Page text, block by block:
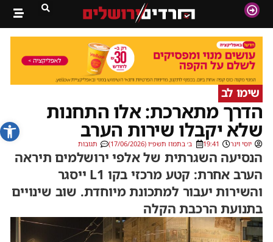
פתח
שימו לב
הדרך מתארכת: אלו התחנות
שלא יקבלו שירות הערב
יוסי וינר 19:41 ב׳ בתמוז תשפ״ו (17/06/2026) תגובות
הנסיעה השגרתית של אלפי ירושלמים תיראה
הערב אחרת: קטע מרכזי בקו L1 ייסגר
והשירות יעבור למתכונת מיוחדת. שוב שינויים
בתנועת הרכבת הקלה